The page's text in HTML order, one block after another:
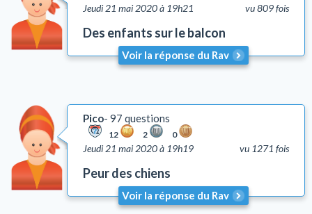
vu 809 fois
Jeudi 21 mai 2020 à 19h21
Des enfants sur le balcon
Voir la réponse du Rav
Pico 97 questions
12 2 0
vu 1271 fois
Jeudi 21 mai 2020 à 19h19
Peur des chiens
Voir la réponse du Rav